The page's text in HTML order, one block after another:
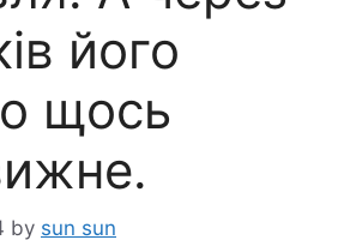
його
щось
by sun sun